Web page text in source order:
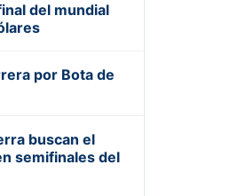
del mundial
por Bota de
buscan el
semifinales del